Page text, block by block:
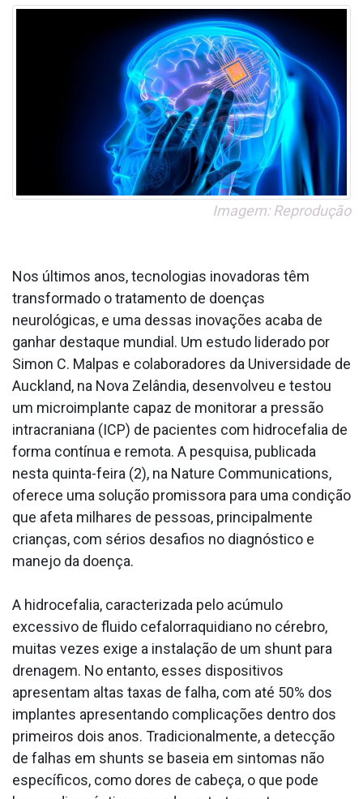
Imagem: Reprodução
Nos últimos anos, tecnologias inovadoras têm
transformado o tratamento de doenças
neurológicas, e uma dessas inovações acaba de
ganhar destaque mundial. Um estudo liderado por
Simon C. Malpas e colaboradores da Universidade de
Auckland, na Nova Zelândia, desenvolveu e testou
um microimplante capaz de monitorar a pressão
intracraniana (ICP) de pacientes com hidrocefalia de
forma contínua e remota. A pesquisa, publicada
nesta quinta-feira (2), na Nature Communications,
oferece uma solução promissora para uma condição
que afeta milhares de pessoas, principalmente
crianças, com sérios desafios no diagnóstico e
manejo da doença.
A hidrocefalia, caracterizada pelo acúmulo
excessivo de fluido cefalorraquidiano no cérebro,
muitas vezes exige a instalação de um shunt para
drenagem. No entanto, esses dispositivos
apresentam altas taxas de falha, com até 50% dos
implantes apresentando complicações dentro dos
primeiros dois anos. Tradicionalmente, a detecção
de falhas em shunts se baseia em sintomas não
específicos, como dores de cabeça, o que pode